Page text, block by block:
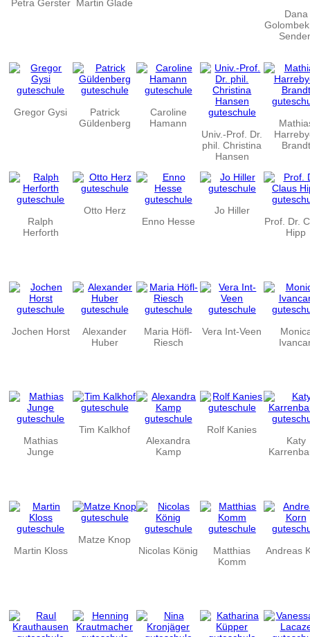
Petra Gerster Martin Glade
Dana
Gregor Gysi
Patrick
Güldenberg
Caroline
Hamann
Univ.-Prof. Dr.
phil. Christina
Hansen
Brandt
Ralph
Herforth
Otto Herz
Enno Hesse
Jo Hiller
Prof. Dr.
Hipp
Jochen Horst
Alexander
Huber
Maria Höfl-
Riesch
Vera Int-Veen
Mathias
Junge
Tim Kalkhof
Alexandra
Kamp
Rolf Kanies
Katy
Martin Kloss
Matze Knop
Nicolas König
Matthias
Komm
Andreas